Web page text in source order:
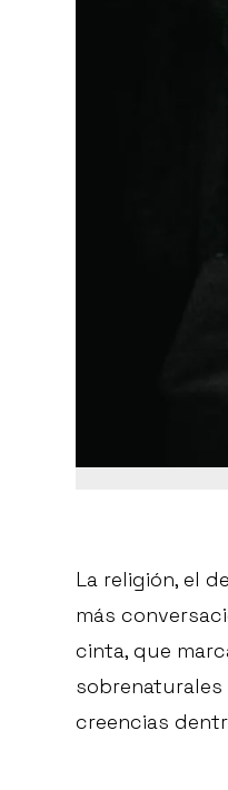
La religión, el
más
cinta, que
creencias